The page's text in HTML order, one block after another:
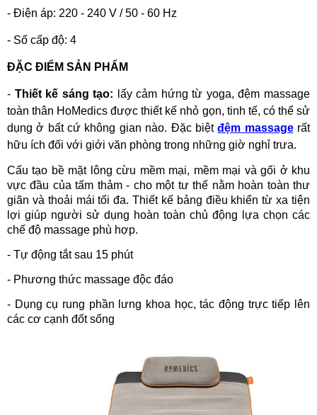
- Điện áp: 220 - 240 V / 50 - 60 Hz
- Số cấp độ: 4
ĐẶC ĐIỂM SẢN PHẨM
- Thiết kế sáng tạo:
ấy cảm hứng từ yoga, đệm massage
toàn thân HoMedics được thiết kế nhỏ gọn, tinh tế, có thể sử
dụng ở bất cứ không gian nào. Đặc biệtđệm massagerất
hữu ích đối với giới văn phòng trong những giờ nghỉ trưa.
Cấu tạo bề mặt lông cừu mềm mại, mềm mại và gối ở khu
vực đầu của tấm thảm - cho một tư thế nằm hoàn toàn thư
giãn và thoải mái tối đa. Thiết kế bảng điều khiển từ xa tiện
lợi giúp người sử dụng hoàn toàn chủ động lựa chọn các
chế độ massage phù hợp.
- Tự động tắt sau 15 phút
- Phương thức massage độc đáo
- Dụng cụ rung phần lưng khoa học, tác động trực tiếp lên
các cơ cạnh đốt sống